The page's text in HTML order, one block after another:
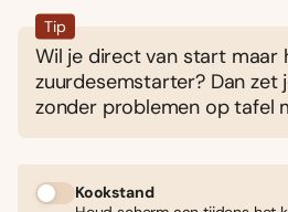
Tip
Wil je direct van start maar
zuurdesemstarter? Dan
zonder problemen op tafel
Kookstand